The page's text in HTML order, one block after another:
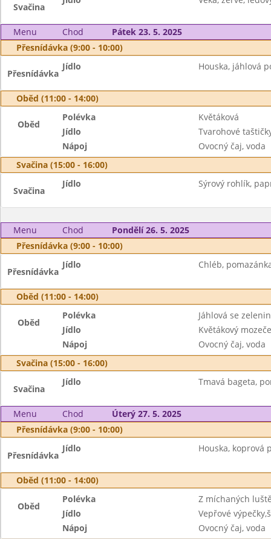
Svačina
Menu Chod
Pátek 23. 5. 2025
Přesnídávka (9:00 - 10:00)
Přesnídávka
Jídlo Houska, jáhlová
Oběd (11:00 - 14:00)
Oběd
Polévka
Květáková
Jídlo
Tvarohové
Nápoj
Ovocný čaj, voda
Svačina (15:00 - 16:00)
Svačina
Jídlo Sýrový rohlík,
Menu Chod
Pondělí 26. 5. 2025
Přesnídávka (9:00 - 10:00)
Přesnídávka
Jídlo Chléb,
Oběd (11:00 - 14:00)
Oběd
Polévka
Jáhlová se
Jídlo
Květákový
Nápoj
Ovocný čaj, voda
Svačina (15:00 - 16:00)
Svačina
Jídlo Tmavá bageta,
Menu Chod
Úterý 27. 5. 2025
Přesnídávka (9:00 - 10:00)
Přesnídávka
Jídlo Houska, koprová
Oběd (11:00 - 14:00)
Oběd
Polévka
Z míchaných
Jídlo
Vepřové
Nápoj
Ovocný čaj, voda